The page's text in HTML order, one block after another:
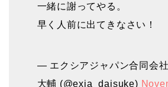
一緒に謝ってやる。
早く人前に出てきなさい！
— エクシアジャパン合同会
大輔 (@exia_daisuke)